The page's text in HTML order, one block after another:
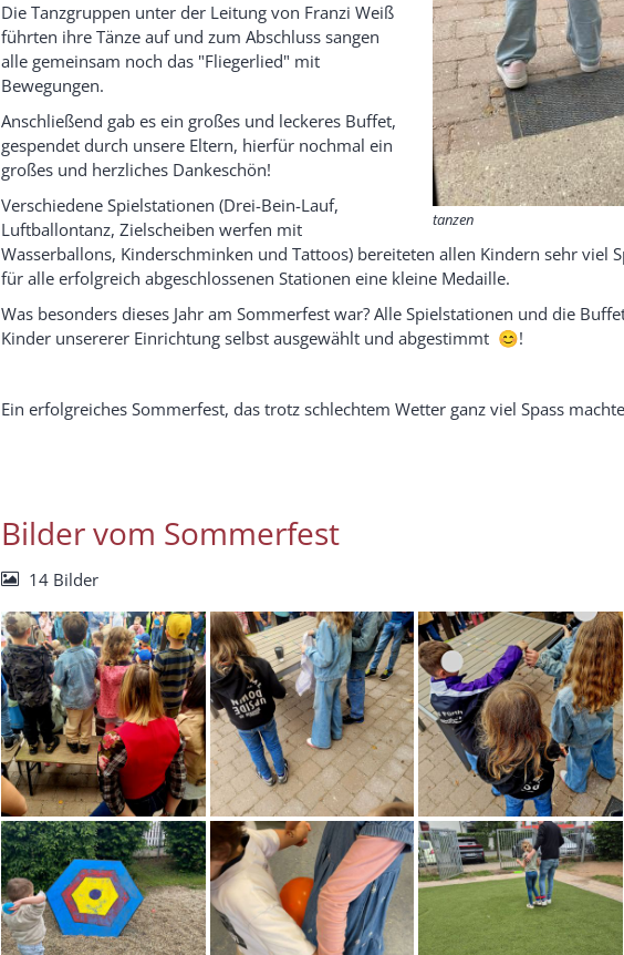
tanzen
Die Tanzgruppen unter der Leitung von Franzi Weiß
führten ihre Tänze auf und zum Abschluss sangen
alle gemeinsam noch das "Fliegerlied" mit
Bewegungen.
Anschließend gab es ein großes und leckeres Buffet,
gespendet durch unsere Eltern, hierfür nochmal ein
großes und herzliches Dankeschön!
Verschiedene Spielstationen (Drei-Bein-Lauf,
Luftballontanz, Zielscheiben werfen mit
Wasserballons, Kinderschminken und Tattoos) bereiteten allen Kindern sehr viel
für alle erfolgreich abgeschlossenen Stationen eine kleine Medaille.
Was besonders dieses Jahr am Sommerfest war? Alle Spielstationen und die
Kinder unsererer Einrichtung selbst ausgewählt und abgestimmt 😊!
Ein erfolgreiches Sommerfest, das trotz schlechtem Wetter ganz viel Spass
Bilder vom Sommerfest
14 Bilder